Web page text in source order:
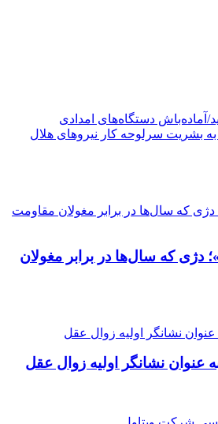
آماده‌باش دستگاه‌های امدادی
بشریت سرلوحه کار نیروهای هلال
دژی که سال‌ها در برابر مغولان
نشانگر اولیه زوال عقل